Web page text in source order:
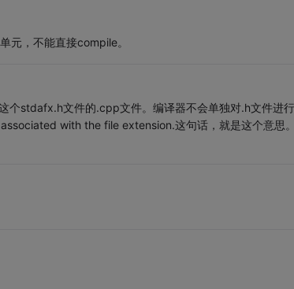
元，不能直接compile。
个stdafx.h文件的.cpp文件。编译器不会单独对.h文件进
with the file extension.这句话，就是这个意思